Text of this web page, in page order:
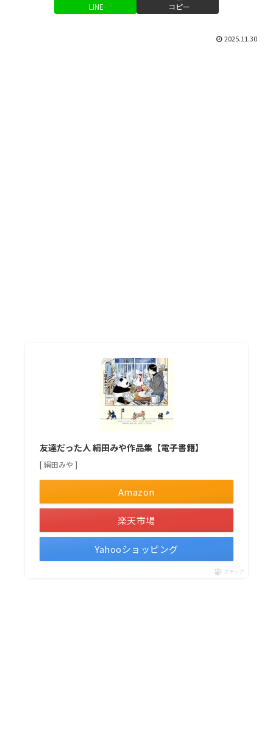
LINE コピー
2025.11.30
友達だった人 絹田みや作品集【電子書籍】
[ 絹田みや ]
Amazon
楽天市場
Yahooショッピング
ポチップ